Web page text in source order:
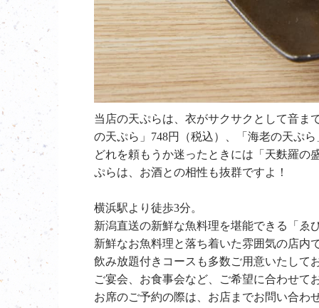
当店の天ぷらは、衣がサクサクとして音ま
の天ぷら」748円（税込）、「海老の天ぷ
どれを頼もうか迷ったときには「天麩羅の
ぷらは、お酒との相性も抜群ですよ！
横浜駅より徒歩3分。
新潟直送の新鮮な魚料理を堪能できる「ゑ
新鮮なお魚料理と落ち着いた雰囲気の店内
飲み放題付きコースも多数ご用意いたして
ご宴会、お食事会など、ご希望に合わせて
お席のご予約の際は、お店までお問い合わ